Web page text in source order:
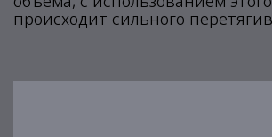
происходит сильного